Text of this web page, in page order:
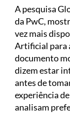
A pesquisa
da PwC,
vez mais
Artificial para
documento
dizem estar
antes de
experiência
analisam